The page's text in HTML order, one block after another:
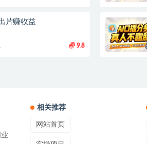
片赚收益
9.8
相关推荐
网站首页